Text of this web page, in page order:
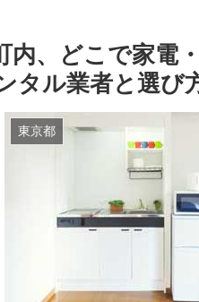
内、どこで家電
タル業者と選び
東京都